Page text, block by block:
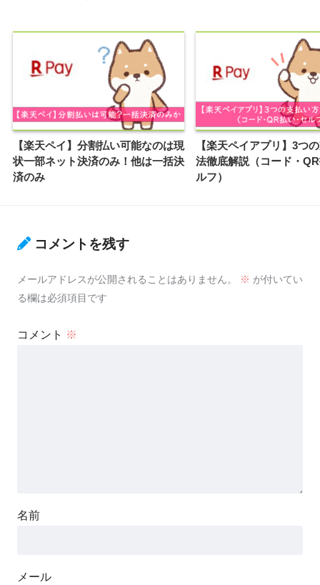
【楽天ペイ】分割払い可能なのは現
状一部ネット決済のみ！他は一括決
済のみ
【楽天ペイアプリ】3つ
法徹底解説（コード・
ルフ）
コメントを残す
メールアドレスが公開されることはありません。 ※ が付いてい
る欄は必須項目です
コメント ※
名前
メール